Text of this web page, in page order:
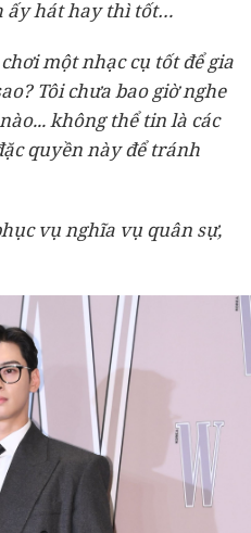
ấy hát hay thì tốt…
một nhạc cụ tốt để gia
Tôi chưa bao giờ nghe
không thể tin là các
quyền này để tránh
vụ nghĩa vụ quân sự,